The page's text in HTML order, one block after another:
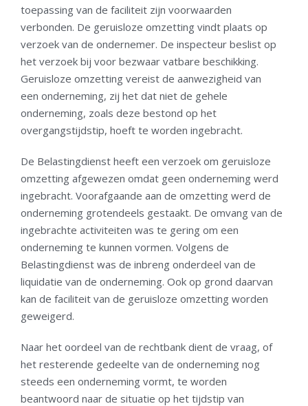
toepassing van de faciliteit zijn voorwaarden
verbonden. De geruisloze omzetting vindt plaats op
verzoek van de ondernemer. De inspecteur beslist op
het verzoek bij voor bezwaar vatbare beschikking.
Geruisloze omzetting vereist de aanwezigheid van
een onderneming, zij het dat niet de gehele
onderneming, zoals deze bestond op het
overgangstijdstip, hoeft te worden ingebracht.
De Belastingdienst heeft een verzoek om geruisloze
omzetting afgewezen omdat geen onderneming werd
ingebracht. Voorafgaande aan de omzetting werd de
onderneming grotendeels gestaakt. De omvang van de
ingebrachte activiteiten was te gering om een
onderneming te kunnen vormen. Volgens de
Belastingdienst was de inbreng onderdeel van de
liquidatie van de onderneming. Ook op grond daarvan
kan de faciliteit van de geruisloze omzetting worden
geweigerd.
Naar het oordeel van de rechtbank dient de vraag, of
het resterende gedeelte van de onderneming nog
steeds een onderneming vormt, te worden
beantwoord naar de situatie op het tijdstip van